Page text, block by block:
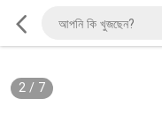
2/ 7